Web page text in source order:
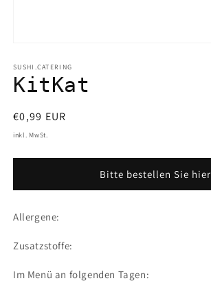
SUSHI.CATERING
KitKat
Normaler
Preis
€0,99 EUR
inkl. MwSt.
Bitte bestellen Sie hier
Allergene:
Zusatzstoffe:
Im Menü an folgenden Tagen: